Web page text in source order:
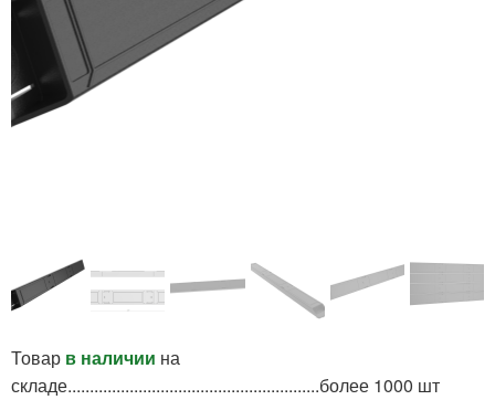
Товар в наличии на
складе.........................................................более 1000 шт